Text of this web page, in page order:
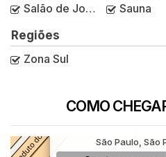
Salão de Jogos
Sauna
Regiões
Zona Sul
COMO
Rua Constantino de
São Paulo, São